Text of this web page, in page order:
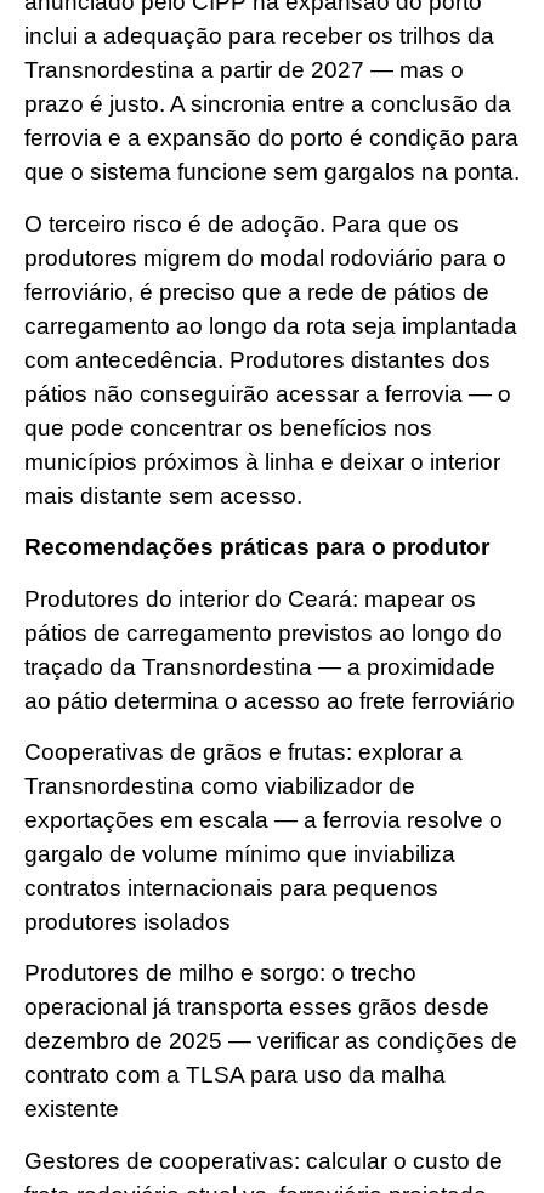
inclui a adequação para receber os trilhos da
Transnordestina a partir de 2027 — mas o
prazo é justo. A sincronia entre a conclusão da
ferrovia e a expansão do porto é condição para
que o sistema funcione sem gargalos na ponta.
O terceiro risco é de adoção. Para que os
produtores migrem do modal rodoviário para o
ferroviário, é preciso que a rede de pátios de
carregamento ao longo da rota seja implantada
com antecedência. Produtores distantes dos
pátios não conseguirão acessar a ferrovia — o
que pode concentrar os benefícios nos
municípios próximos à linha e deixar o interior
mais distante sem acesso.
Recomendações práticas para o produtor
Produtores do interior do Ceará: mapear os
pátios de carregamento previstos ao longo do
traçado da Transnordestina — a proximidade
ao pátio determina o acesso ao frete ferroviário
Cooperativas de grãos e frutas: explorar a
Transnordestina como viabilizador de
exportações em escala — a ferrovia resolve o
gargalo de volume mínimo que inviabiliza
contratos internacionais para pequenos
produtores isolados
Produtores de milho e sorgo: o trecho
operacional já transporta esses grãos desde
dezembro de 2025 — verificar as condições de
contrato com a TLSA para uso da malha
existente
Gestores de cooperativas: calcular o custo de